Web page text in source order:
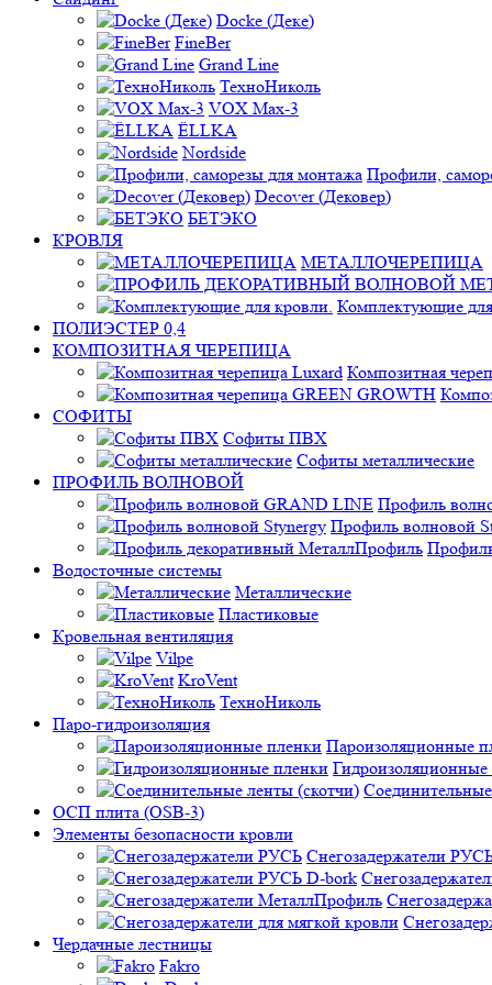
Docke (Деке)
FineBer
Grand Line
ТехноНиколь
VOX Max-3
ЁLLKA
Nordside
Профили,
Decover (Дековер)
БЕТЭКО
КРОВЛЯ
МЕТАЛЛОЧЕРЕПИЦА
Комплектующие
ПОЛИЭСТЕР 0,4
КОМПОЗИТНАЯ ЧЕРЕПИЦА
Композитная
СОФИТЫ
Софиты ПВХ
Софиты металлические
ПРОФИЛЬ ВОЛНОВОЙ
Профиль
Профиль волновой
Водосточные системы
Металлические
Пластиковые
Кровельная вентиляция
Vilpe
KroVent
ТехноНиколь
Паро-гидроизоляция
Пароизоляционные
ОСП плита (OSB-3)
Элементы безопасности кровли
Снегозадержатели
Чердачные лестницы
Fakro